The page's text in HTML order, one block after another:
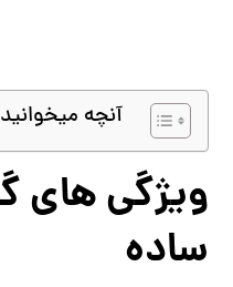
آنچه میخوانید
ویژگی های
ساده